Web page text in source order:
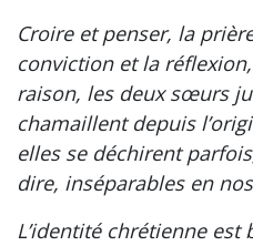
Croire et penser, la
conviction et la
raison, les deux sœurs
chamaillent depuis
elles se déchirent
dire, inséparables en
L’identité chrétienne